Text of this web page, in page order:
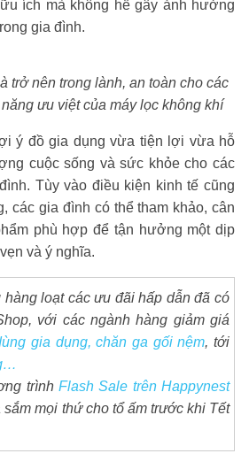
ích mà không hề gây ảnh hưởng
gia đình.
trở nên trong lành, an toàn cho các
ưu việt của máy lọc không khí
ý đồ gia dụng vừa tiện lợi vừa hỗ
cuộc sống và sức khỏe cho các
Tùy vào điều kiện kinh tế cũng
các gia đình có thể tham khảo, cân
phù hợp để tận hưởng một dịp
và ý nghĩa.
loạt các ưu đãi hấp dẫn đã có
với các ngành hàng giảm giá
gia dụng, chăn ga gối nệm, tới
trình Flash Sale trên Happynest
mọi thứ cho tổ ấm trước khi Tết